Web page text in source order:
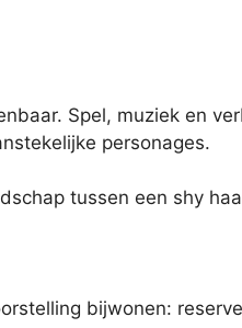
Spel, muziek en
personages.
tussen een shy
bijwonen: